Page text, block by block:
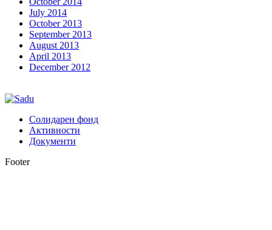
July 2014
October 2013
September 2013
August 2013
April 2013
December 2012
Солидарен фонд
Активности
Документи
Footer